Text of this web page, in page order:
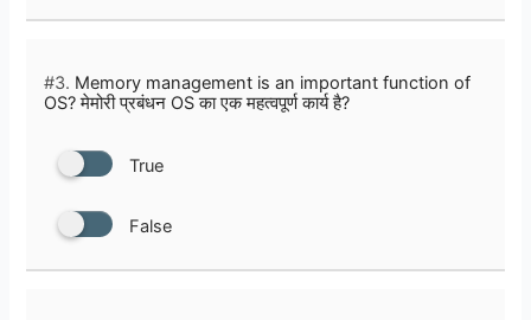
#3. Memory management is an important function of
OS? मेमोरी प्रबंधन OS का एक महत्वपूर्ण कार्य है?
True
False